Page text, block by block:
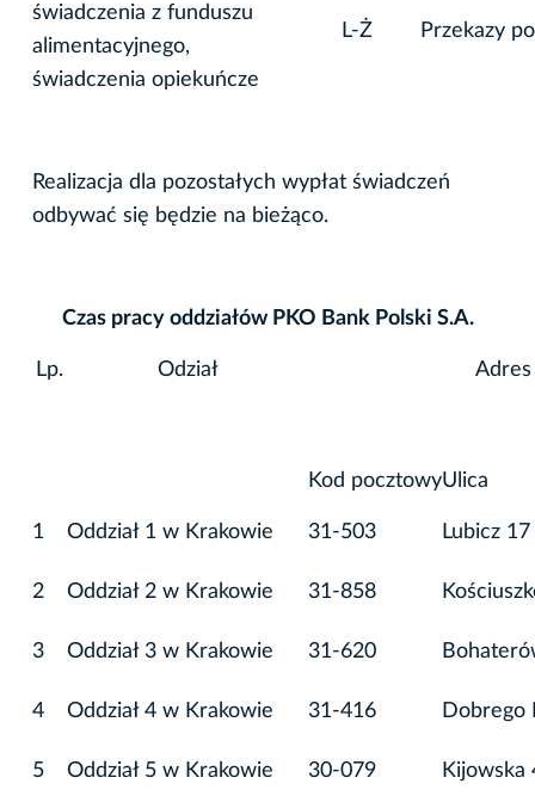
świadczenia z funduszu
alimentacyjnego,
świadczenia opiekuńcze
L-Ż Przekazy
Realizacja dla pozostałych wypłat świadczeń
odbywać się będzie na bieżąco.
Czas pracy oddziałów PKO Bank Polski S.A.
Lp. Odział Adres
Kod pocztowyUlica
1 Oddział 1 w Krakowie 31-503 Lubicz 17
2 Oddział 2 w Krakowie 31-858
3 Oddział 3 w Krakowie 31-620
4 Oddział 4 w Krakowie 31-416 Dobrego
5 Oddział 5 w Krakowie 30-079 Kijowska